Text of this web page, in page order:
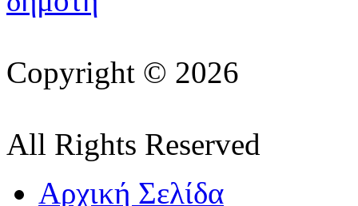
Copyright © 2026
All Rights Reserved
Αρχική Σελίδα